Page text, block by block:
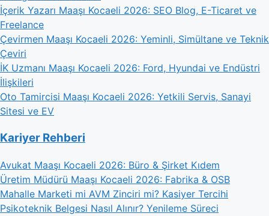
İçerik Yazarı Maaşı Kocaeli 2026: SEO Blog, E-Ticaret ve
Freelance
Çevirmen Maaşı Kocaeli 2026: Yeminli, Simültane ve Teknik
Çeviri
İK Uzmanı Maaşı Kocaeli 2026: Ford, Hyundai ve Endüstri
İlişkileri
Oto Tamircisi Maaşı Kocaeli 2026: Yetkili Servis, Sanayi
Sitesi ve EV
Kariyer Rehberi
Avukat Maaşı Kocaeli 2026: Büro & Şirket Kıdem
Üretim Müdürü Maaşı Kocaeli 2026: Fabrika & OSB
Mahalle Marketi mi AVM Zinciri mi? Kasiyer Tercihi
Psikoteknik Belgesi Nasıl Alınır? Yenileme Süreci